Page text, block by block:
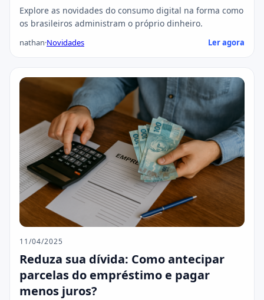
Explore as novidades do consumo digital na forma como
os brasileiros administram o próprio dinheiro.
nathan·Novidades Ler agora
11/04/2025
Reduza sua dívida: Como antecipar
parcelas do empréstimo e pagar
menos juros?